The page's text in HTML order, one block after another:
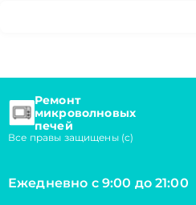
Ремонт
микроволновых
печей
Все правы защищены (с)
Ежедневно с 9:00 до 21:00